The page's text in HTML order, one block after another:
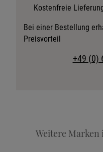
Kostenfreie
Bei einer Bestellung
Preisvorteil
+49 (0)
Weitere